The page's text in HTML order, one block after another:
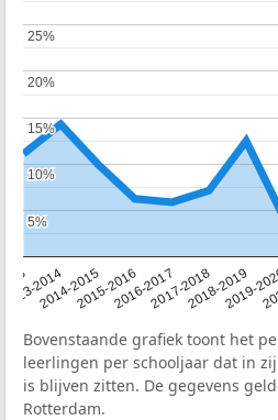
2013-20142014-20152015-20162016-20172017-20182018-2019
2019-
5%
5%
10%
10%
15%
15%
20%
20%
25%
25%
Bovenstaande grafiek toont het
leerlingen per schooljaar dat in
is blijven zitten. De gegevens
Rotterdam.